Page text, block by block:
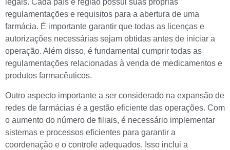
legais. Cada país e região possui suas próprias
regulamentações e requisitos para a abertura de uma
farmácia. É importante garantir que todas as licenças e
autorizações necessárias sejam obtidas antes de iniciar a
operação. Além disso, é fundamental cumprir todas as
regulamentações relacionadas à venda de medicamentos e
produtos farmacêuticos.
Outro aspecto importante a ser considerado na expansão de
redes de farmácias é a gestão eficiente das operações. Com
o aumento do número de filiais, é necessário implementar
sistemas e processos eficientes para garantir a
coordenação e o controle adequados. Isso inclui a